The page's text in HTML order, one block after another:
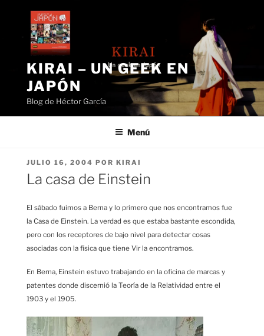
contenido
KIRAI – UN GEEK EN
JAPÓN
Blog de Héctor García
Menú
PUBLICADO
EL
JULIO 16, 2004 POR KIRAI
La casa de Einstein
El sábado fuimos a Berna y lo primero que nos encontramos fue
la Casa de Einstein. La verdad es que estaba bastante escondida,
pero con los receptores de bajo nivel para detectar cosas
asociadas con la física que tiene Vir la encontramos.
En Berna, Einstein estuvo trabajando en la oficina de marcas y
patentes donde discernió la Teoría de la Relatividad entre el
1903 y el 1905.